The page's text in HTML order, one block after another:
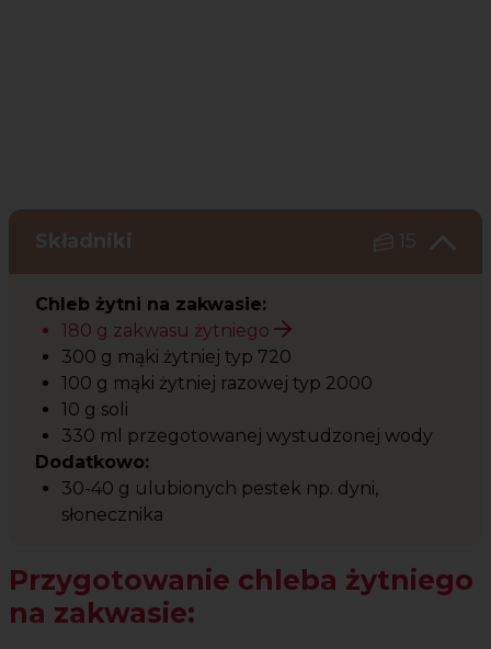
Składniki 15
Chleb żytni na zakwasie:
180 g zakwasu żytniego
300 g mąki żytniej typ 720
100 g mąki żytniej razowej typ 2000
10 g soli
330 ml przegotowanej wystudzonej wody
Dodatkowo:
30-40 g ulubionych pestek np. dyni,
słonecznika
Przygotowanie chleba żytniego
na zakwasie: